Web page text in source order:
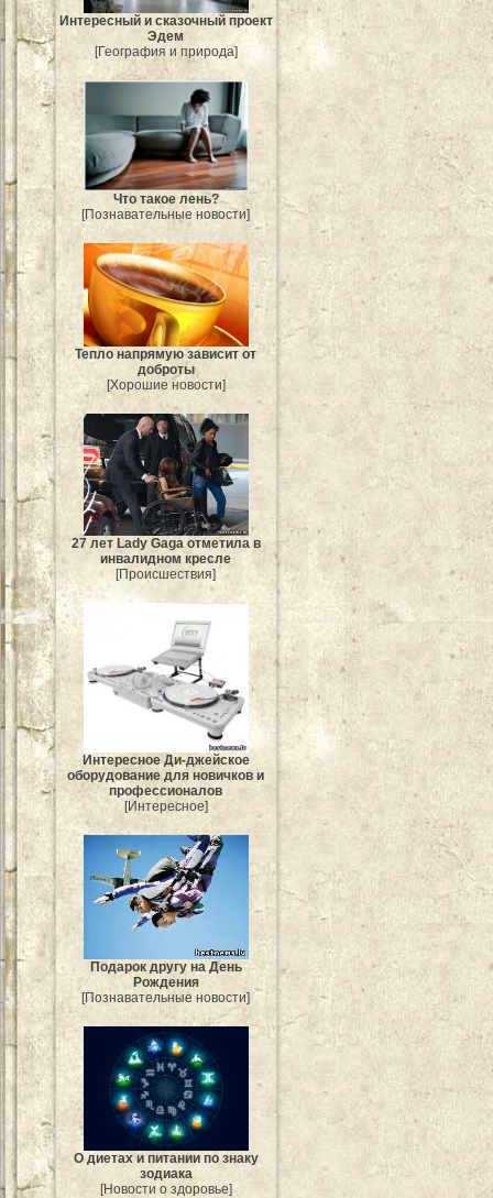
Интересный и сказочный проект
Эдем
[География и природа]
Что такое лень?
[Познавательные новости]
Тепло напрямую зависит от
доброты
[Хорошие новости]
27 лет Lady Gaga отметила в
инвалидном кресле
[Происшествия]
Интересное Ди-джейское
оборудование для новичков и
профессионалов
[Интересное]
Подарок другу на День
Рождения
[Познавательные новости]
О диетах и питании по знаку
зодиака
[Новости о здоровье]